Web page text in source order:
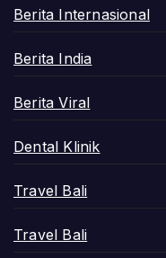
Berita Internasional
Berita India
Berita Viral
Dental Klinik
Travel Bali
Travel Bali